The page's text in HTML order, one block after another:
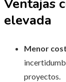
Ventajas
elevada
Menor
proyectos.